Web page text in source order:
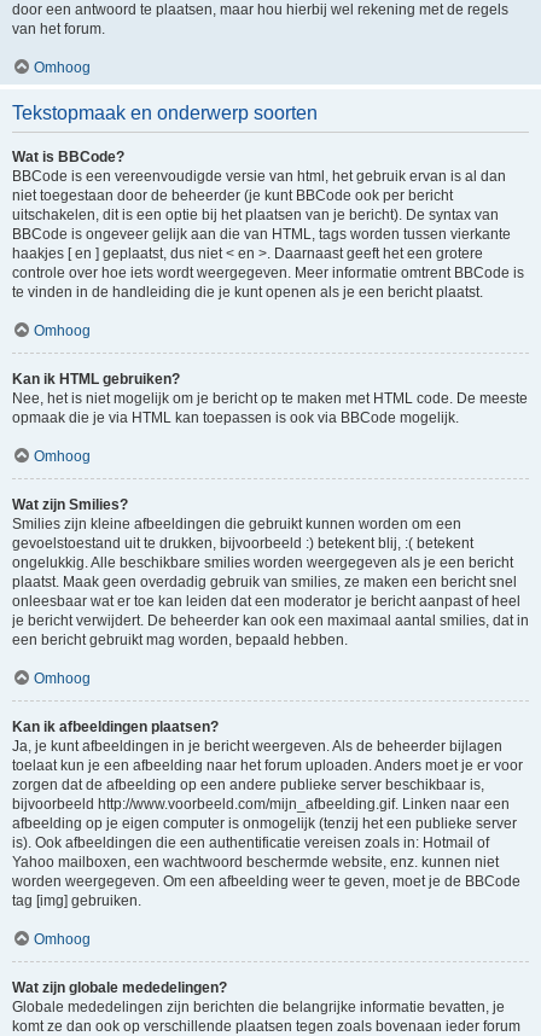
door een antwoord te plaatsen, maar hou hierbij wel rekening met de regels
van het forum.
Omhoog
Tekstopmaak en onderwerp soorten
Wat is BBCode?
BBCode is een vereenvoudigde versie van html, het gebruik ervan is al dan
niet toegestaan door de beheerder (je kunt BBCode ook per bericht
uitschakelen, dit is een optie bij het plaatsen van je bericht). De syntax van
BBCode is ongeveer gelijk aan die van HTML, tags worden tussen vierkante
haakjes [ en ] geplaatst, dus niet < en >. Daarnaast geeft het een grotere
controle over hoe iets wordt weergegeven. Meer informatie omtrent BBCode is
te vinden in de handleiding die je kunt openen als je een bericht plaatst.
Omhoog
Kan ik HTML gebruiken?
Nee, het is niet mogelijk om je bericht op te maken met HTML code. De meeste
opmaak die je via HTML kan toepassen is ook via BBCode mogelijk.
Omhoog
Wat zijn Smilies?
Smilies zijn kleine afbeeldingen die gebruikt kunnen worden om een
gevoelstoestand uit te drukken, bijvoorbeeld :) betekent blij, :( betekent
ongelukkig. Alle beschikbare smilies worden weergegeven als je een bericht
plaatst. Maak geen overdadig gebruik van smilies, ze maken een bericht snel
onleesbaar wat er toe kan leiden dat een moderator je bericht aanpast of heel
je bericht verwijdert. De beheerder kan ook een maximaal aantal smilies, dat in
een bericht gebruikt mag worden, bepaald hebben.
Omhoog
Kan ik afbeeldingen plaatsen?
Ja, je kunt afbeeldingen in je bericht weergeven. Als de beheerder bijlagen
toelaat kun je een afbeelding naar het forum uploaden. Anders moet je er voor
zorgen dat de afbeelding op een andere publieke server beschikbaar is,
bijvoorbeeld http://www.voorbeeld.com/mijn_afbeelding.gif. Linken naar een
afbeelding op je eigen computer is onmogelijk (tenzij het een publieke server
is). Ook afbeeldingen die een authentificatie vereisen zoals in: Hotmail of
Yahoo mailboxen, een wachtwoord beschermde website, enz. kunnen niet
worden weergegeven. Om een afbeelding weer te geven, moet je de BBCode
tag [img] gebruiken.
Omhoog
Wat zijn globale mededelingen?
Globale mededelingen zijn berichten die belangrijke informatie bevatten, je
komt ze dan ook op verschillende plaatsen tegen zoals bovenaan ieder forum